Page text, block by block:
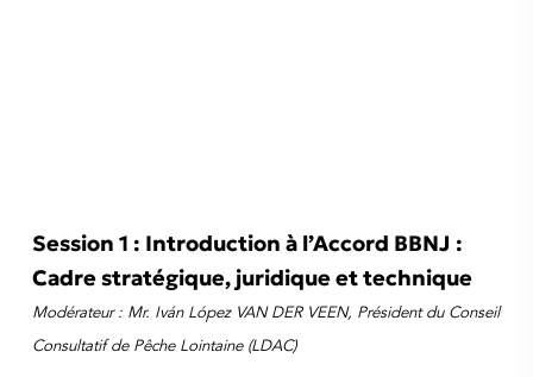
Session 1 : Introduction à l’Accord BBNJ :
Cadre stratégique, juridique et technique
Modérateur : Mr. Iván López VAN DER VEEN, Président du Conseil
Consultatif de Pêche Lointaine (LDAC)